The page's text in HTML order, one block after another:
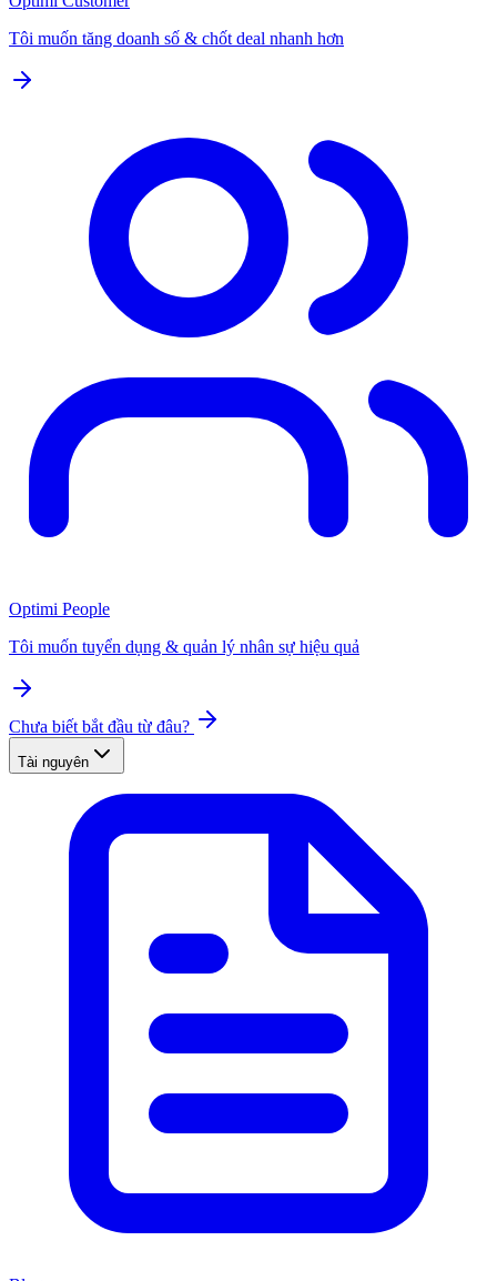
Tôi muốn tăng doanh số & chốt deal nhanh hơn
Optimi People
Tôi muốn tuyển dụng & quản lý nhân sự hiệu quả
Chưa biết bắt đầu từ đâu?
Tài nguyên